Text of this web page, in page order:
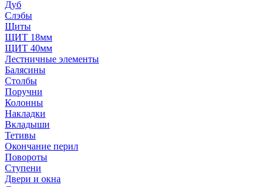
Дуб
Слэбы
Щиты
ЩИТ 18мм
ЩИТ 40мм
Лестничные элементы
Балясины
Столбы
Поручни
Колонны
Накладки
Вкладыши
Тетивы
Окончание перил
Повороты
Ступени
Двери и окна